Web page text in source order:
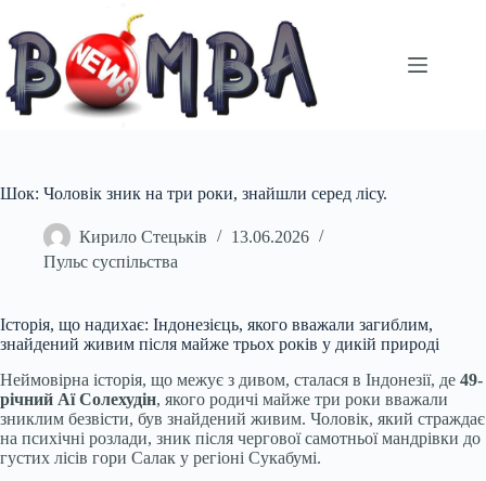
вмісту
Шок: Чоловік зник на три роки, знайшли серед лісу.
Кирило Стецьків
13.06.2026
Пульс суспільства
Історія, що надихає: Індонезієць, якого вважали загиблим,
знайдений живим після майже трьох років у дикій природі
Неймовірна історія, що межує з дивом, сталася в Індонезії, де 49-
річний Аї Солехудін, якого родичі майже три роки вважали
зниклим безвісти, був знайдений живим. Чоловік, який страждає
на психічні розлади, зник після чергової самотньої мандрівки до
густих лісів гори Салак у регіоні Сукабумі.